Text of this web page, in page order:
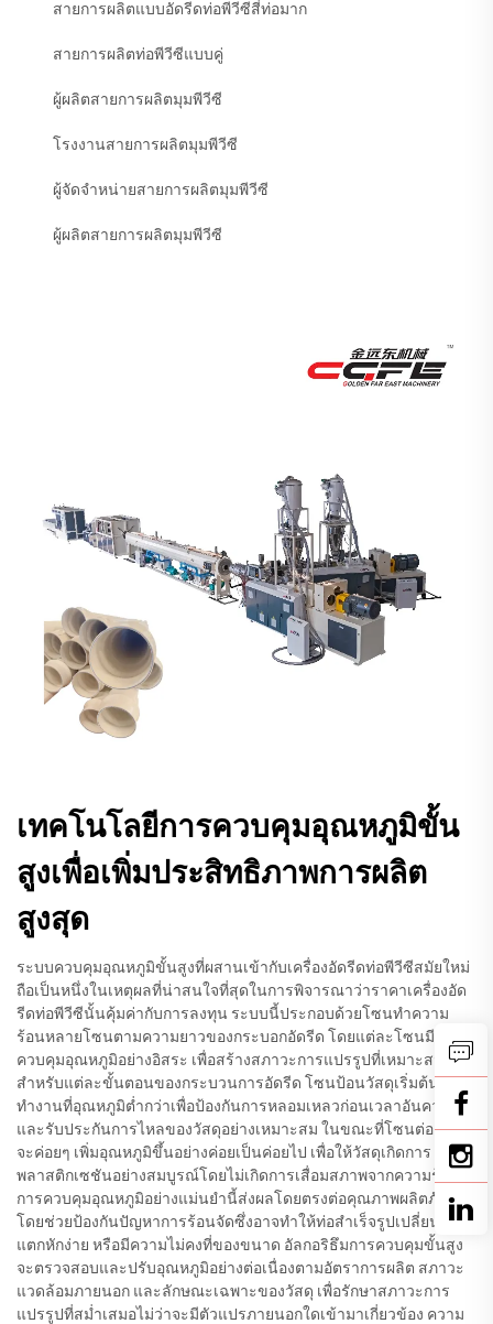
สายการผลิตแบบอัดรีดท่อพีวีซีสี่ท่อมาก
สายการผลิตท่อพีวีซีแบบคู่
ผู้ผลิตสายการผลิตมุมพีวีซี
โรงงานสายการผลิตมุมพีวีซี
ผู้จัดจำหน่ายสายการผลิตมุมพีวีซี
ผู้ผลิตสายการผลิตมุมพีวีซี
เทคโนโลยีการควบคุมอุณหภูมิขั้น
สูงเพื่อเพิ่มประสิทธิภาพการผลิต
สูงสุด
ระบบควบคุมอุณหภูมิขั้นสูงที่ผสานเข้ากับเครื่องอัดรีดท่อพีวีซีสมัยใหม่
ถือเป็นหนึ่งในเหตุผลที่น่าสนใจที่สุดในการพิจารณาว่าราคาเครื่องอัด
รีดท่อพีวีซีนั้นคุ้มค่ากับการลงทุน ระบบนี้ประกอบด้วยโซนทำความ
ร้อนหลายโซนตามความยาวของกระบอกอัดรีด โดยแต่ละโซนมีการ
ควบคุมอุณหภูมิอย่างอิสระ เพื่อสร้างสภาวะการแปรรูปที่เหมาะสม
สำหรับแต่ละขั้นตอนของกระบวนการอัดรีด โซนป้อนวัสดุเริ่มต้นจะ
ทำงานที่อุณหภูมิต่ำกว่าเพื่อป้องกันการหลอมเหลวก่อนเวลาอันควร
และรับประกันการไหลของวัสดุอย่างเหมาะสม ในขณะที่โซนต่อๆ ไป
จะค่อยๆ เพิ่มอุณหภูมิขึ้นอย่างค่อยเป็นค่อยไป เพื่อให้วัสดุเกิดการ
พลาสติกเซชันอย่างสมบูรณ์โดยไม่เกิดการเสื่อมสภาพจากความร้อน
การควบคุมอุณหภูมิอย่างแม่นยำนี้ส่งผลโดยตรงต่อคุณภาพผลิตภัณฑ์
โดยช่วยป้องกันปัญหาการร้อนจัดซึ่งอาจทำให้ท่อสำเร็จรูปเปลี่ยนสี
แตกหักง่าย หรือมีความไม่คงที่ของขนาด อัลกอริธึมการควบคุมขั้นสูง
จะตรวจสอบและปรับอุณหภูมิอย่างต่อเนื่องตามอัตราการผลิต สภาวะ
แวดล้อมภายนอก และลักษณะเฉพาะของวัสดุ เพื่อรักษาสภาวะการ
แปรรูปที่สม่ำเสมอไม่ว่าจะมีตัวแปรภายนอกใดเข้ามาเกี่ยวข้อง ความ